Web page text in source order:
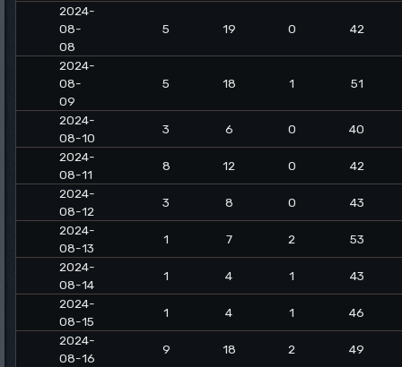
2024-
08-
08
5 19 0 42
2024-
08-
09
5 18 1 51
2024-
08-10
3 6 0
40
2024-
08-11
8 12 0
42
2024-
08-12
3 8 0
43
2024-
08-13
1 7 2
53
2024-
08-14
1 4 1
43
2024-
08-15
1 4 1
46
2024-
08-16
9 18 2
49